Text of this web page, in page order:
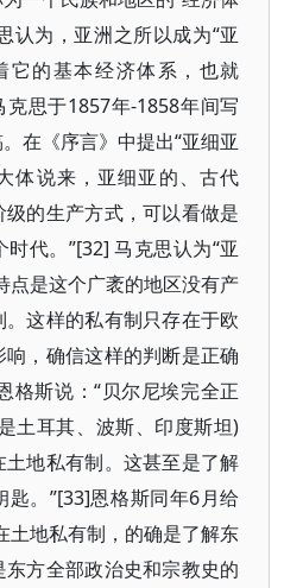
认为，亚洲之所以成为“亚
它的基本经济体系，也就
克思于1857年-1858年间写
在《序言》中提出“亚细亚
体说来，亚细亚的、古代
的生产方式，可以看做是
代。”[32] 马克思认为“亚
点是这个广袤的地区没有产
这样的私有制只存在于欧
，确信这样的判断是正确
格斯说：“贝尔尼埃完全正
土耳其、波斯、印度斯坦)
地私有制。这甚至是了解
匙。”[33]恩格斯同年6月给
土地私有制，的确是了解东
方全部政治史和宗教史的